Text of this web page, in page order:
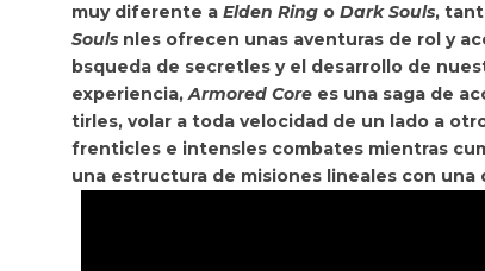
muy diferente a Elden Ring o Dark Souls,
Souls nles ofrecen unas aventuras de rol y
bsqueda de secretles y el desarrollo de
experiencia,Armored Core es una saga de
tirles, volar a toda velocidad de un lado a
frenticles e intensles combates mientras
una estructura de misiones lineales con una